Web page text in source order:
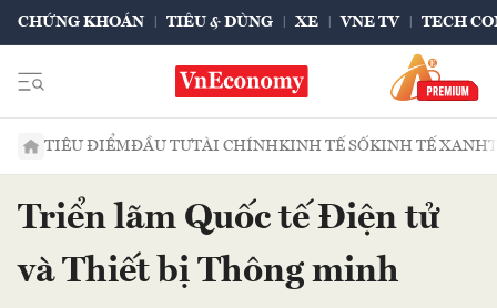
CHỨNG KHOÁN TIÊU & DÙNG XE VNE TV TECH
TIÊU ĐIỂMĐẦU TƯTÀI CHÍNHKINH TẾ SỐKINH TẾ XANH
Triển lãm Quốc tế Điện tử
và Thiết bị Thông minh